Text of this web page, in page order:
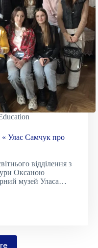
« Улас Самчук про
відділення з
Оксаною
музей Уласа…